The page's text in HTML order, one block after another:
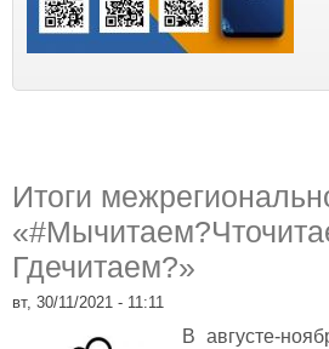
Итоги
Гдечитаем?»
вт, 30/11/2021 - 11:11
В августе-